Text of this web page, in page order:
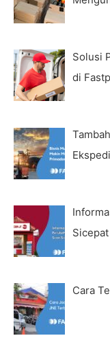
Solusi
di
Cara